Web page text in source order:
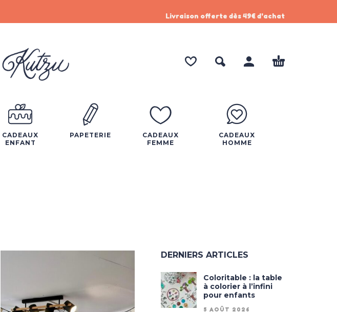
Livraison offerte dès 49€ d'achat
CADEAUX
ENFANT
PAPETERIE
CADEAUX
FEMME
CADEAUX
HOMME
DERNIERS ARTICLES
Coloritable : la table
à colorier à l’infini
pour enfants
5 AOÛT 2026